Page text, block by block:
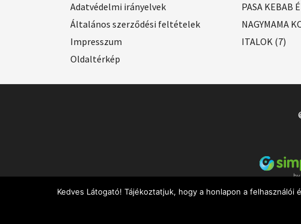
Adatvédelmi irányelvek
Általános szerződési feltételek
Impresszum
Oldaltérkép
PASA KEBAB
NAGYMAMA
ITALOK (7)
Kedves Látogató! Tájékoztatjuk, hogy a honlapon a